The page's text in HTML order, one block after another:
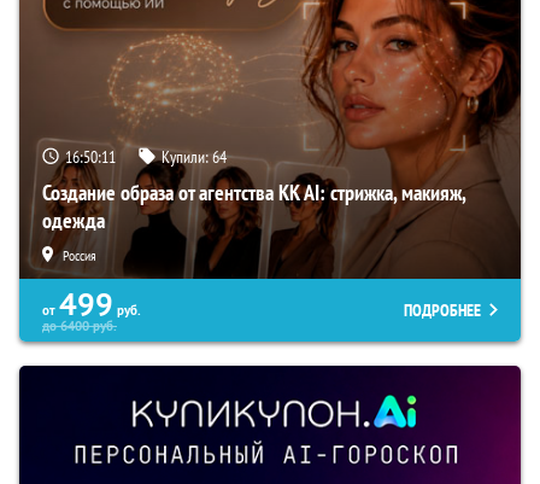
16:50:10 Купили:64
Создание образа от агентства KK AI: стрижка, макияж,
одежда
Россия
от 499 руб.
до6400руб.
ПОДРОБНЕЕ